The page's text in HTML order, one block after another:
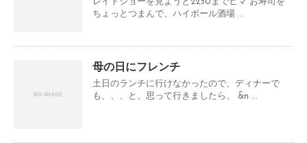
ちょっとつまんで、ハイボール酒場 ...
母の日にフレンチ
土日のランチに行けなかったので、ディナーで
も、、、と、思って行きましたら、 &n ...